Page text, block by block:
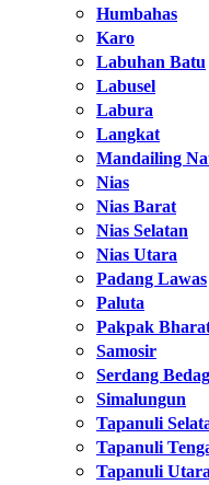
Humbahas
Karo
Labuhan Batu
Labusel
Labura
Langkat
Mandailing
Nias
Nias Barat
Nias Selatan
Nias Utara
Padang Lawas
Paluta
Pakpak
Samosir
Serdang
Simalungun
Tapanuli
Tapanuli
Tapanuli Utara